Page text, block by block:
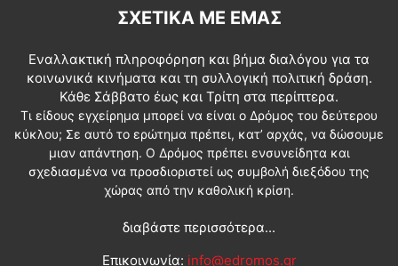
ΣΧΕΤΙΚΆ ΜΕ ΕΜΆΣ
Εναλλακτική πληροφόρηση και βήμα διαλόγου για τα
κοινωνικά κινήματα και τη συλλογική πολιτική δράση.
Κάθε Σάββατο έως και Τρίτη στα περίπτερα.
Τι είδους εγχείρημα μπορεί να είναι ο Δρόμος του δεύτερου
κύκλου; Σε αυτό το ερώτημα πρέπει, κατ’ αρχάς, να δώσουμε
μιαν απάντηση. Ο Δρόμος πρέπει ενσυνείδητα και
σχεδιασμένα να προσδιοριστεί ως συμβολή διεξόδου της
χώρας από την καθολική κρίση.
διαβάστε περισσότερα...
Επικοινωνία: info@edromos.gr